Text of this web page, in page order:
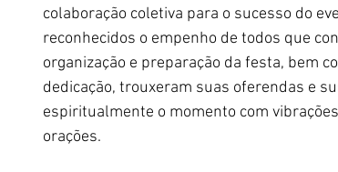
colaboração coletiva para o sucesso do
reconhecidos o empenho de todos que
organização e preparação da festa, bem
dedicação, trouxeram suas oferendas e
espiritualmente o momento com
orações.